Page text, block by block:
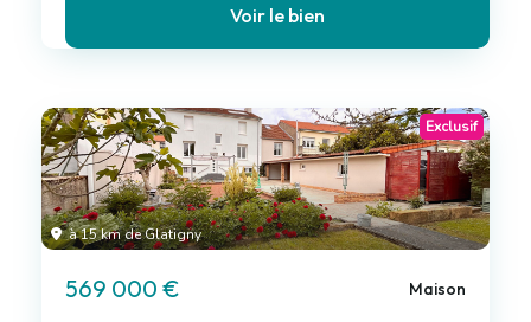
Voir le bien
à 15 km de Glatigny
Exclusif
569 000 € Maison